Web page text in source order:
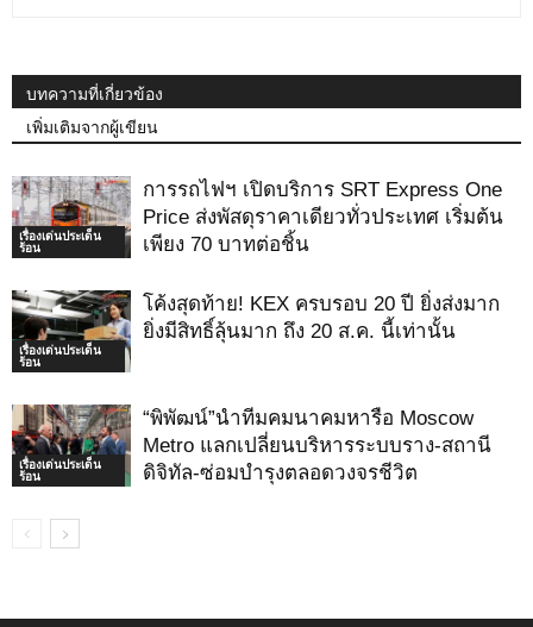
บทความที่เกี่ยวข้อง
เพิ่มเติมจากผู้เขียน
เรื่องเด่นประเด็น
ร้อน
การรถไฟฯ เปิดบริการ SRT Express One
Price ส่งพัสดุราคาเดียวทั่วประเทศ เริ่มต้น
เพียง 70 บาทต่อชิ้น
เรื่องเด่นประเด็น
ร้อน
โค้งสุดท้าย! KEX ครบรอบ 20 ปี ยิ่งส่งมาก
ยิ่งมีสิทธิ์ลุ้นมาก ถึง 20 ส.ค. นี้เท่านั้น
เรื่องเด่นประเด็น
ร้อน
“พิพัฒน์”นำทีมคมนาคมหารือ Moscow
Metro แลกเปลี่ยนบริหารระบบราง-สถานี
ดิจิทัล-ซ่อมบำรุงตลอดวงจรชีวิต